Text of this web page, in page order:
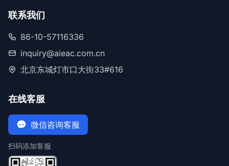
联系我们
86-10-57116336
inquiry@aieac.com.cn
北京东城灯市口大街33#616
在线客服
微信咨询客服
扫码添加客服